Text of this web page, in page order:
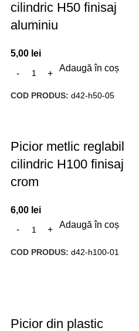
cilindric H50 finisaj
aluminiu
5,00 lei
Adaugă în coș
COD PRODUS: d42-h50-05
Picior metlic reglabil
cilindric H100 finisaj
crom
6,00 lei
Adaugă în coș
COD PRODUS: d42-h100-01
Picior din plastic